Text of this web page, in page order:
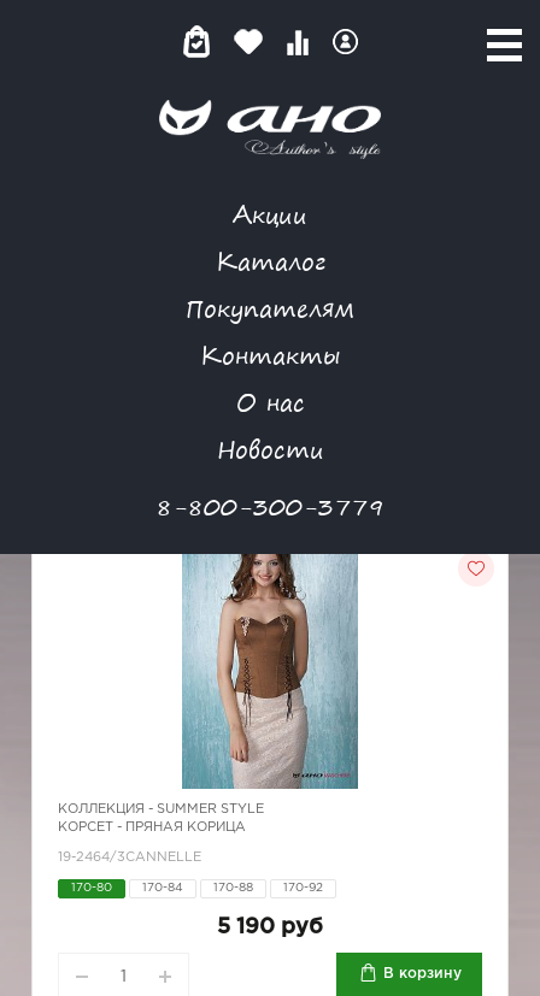
Акции
Каталог
Покупателям
Контакты
О нас
Новости
8-800-300-3779
SUMMER STYLE
КОЛЛЕКЦИЯ - SUMMER STYLE
КОРСЕТ - ПРЯНАЯ КОРИЦА
19-2464/3CANNELLE
170-80 170-84 170-88 170-92
5 190 руб
В корзину